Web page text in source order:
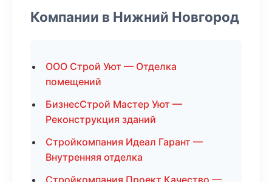
Компании в Нижний Новгород
ООО Строй Уют — Отделка
помещений
БизнесСтрой Мастер Уют —
Реконструкция зданий
Стройкомпания Идеал Гарант —
Внутренняя отделка
Стройкомпания Проект Качество —